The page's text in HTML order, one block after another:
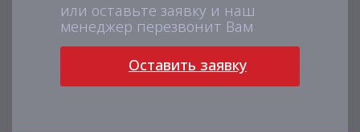
или оставьте заявку и наш
менеджер перезвонит Вам
Оставить заявку